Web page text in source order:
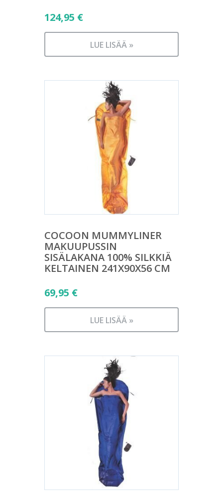
124,95 €
LUE LISÄÄ »
COCOON MUMMYLINER
MAKUUPUSSIN
SISÄLAKANA 100% SILKKIÄ
KELTAINEN 241X90X56 CM
69,95 €
LUE LISÄÄ »